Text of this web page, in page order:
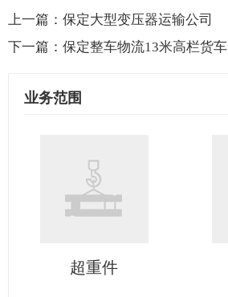
上一篇： 保定大型变压器运输公司
下一篇： 保定整车物流13米高栏货车
业务范围
超重件